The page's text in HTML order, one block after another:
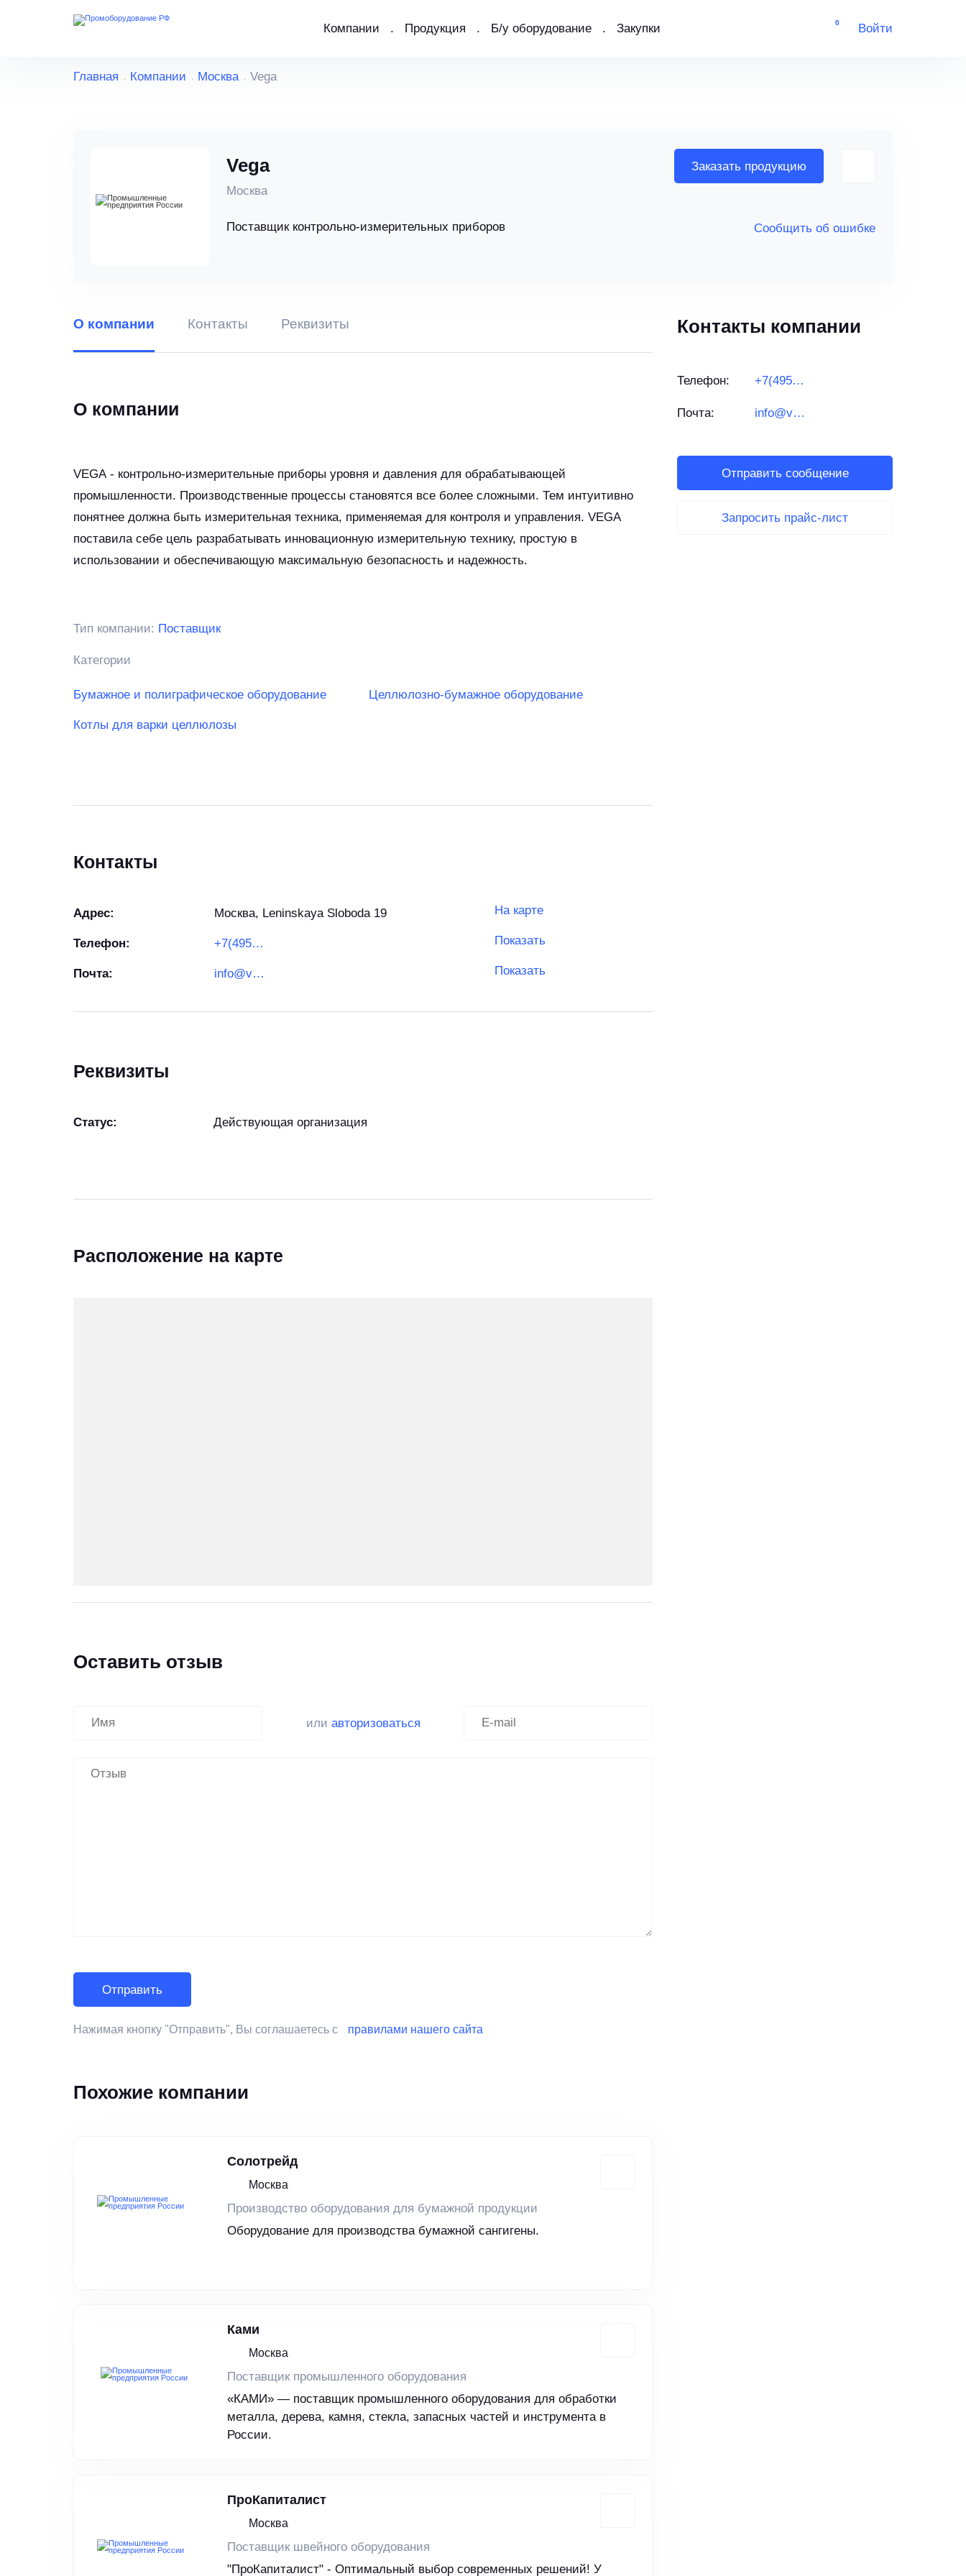
Компании Продукция Б/у оборудование Закупки 0 Войти
Главная Компании Москва Vega
Vega
Москва
Поставщик контрольно-измерительных приборов
Заказать продукцию
Сообщить об ошибке
О компании Контакты Реквизиты
О компании
VEGA - контрольно-измерительные приборы уровня и давления для обрабатывающей
промышленности. Производственные процессы становятся все более сложными. Тем интуитивно
понятнее должна быть измерительная техника, применяемая для контроля и управления. VEGA
поставила себе цель разрабатывать инновационную измерительную технику, простую в
использовании и обеспечивающую максимальную безопасность и надежность.
Тип компании: Поставщик
Категории
Бумажное и полиграфическое оборудование Целлюлозно-бумажное оборудование
Котлы для варки целлюлозы
Контакты
Адрес: Москва, Leninskaya Sloboda 19 На карте
Телефон: +7(495)269-20-49 Показать
Почта: info@vega-rus.ru Показать
Реквизиты
Статус: Действующая организация
Расположение на карте
Оставить отзыв
или авторизоваться
Нажимая кнопку "Отправить", Вы соглашаетесь с правилами нашего сайта
Похожие компании
Солотрейд
Москва
Производство оборудования для бумажной продукции
Оборудование для производства бумажной сангигены.
Ками
Москва
Поставщик промышленного оборудования
«КАМИ» — поставщик промышленного оборудования для обработки
металла, дерева, камня, стекла, запасных частей и инструмента в
России.
ПроКапиталист
Москва
Поставщик швейного оборудования
"ПроКапиталист" - Оптимальный выбор современных решений! У
Контакты компании
Телефон: +7(495)269-20-49
Почта: info@vega-rus.ru
Отправить сообщение
Запросить прайс-лист